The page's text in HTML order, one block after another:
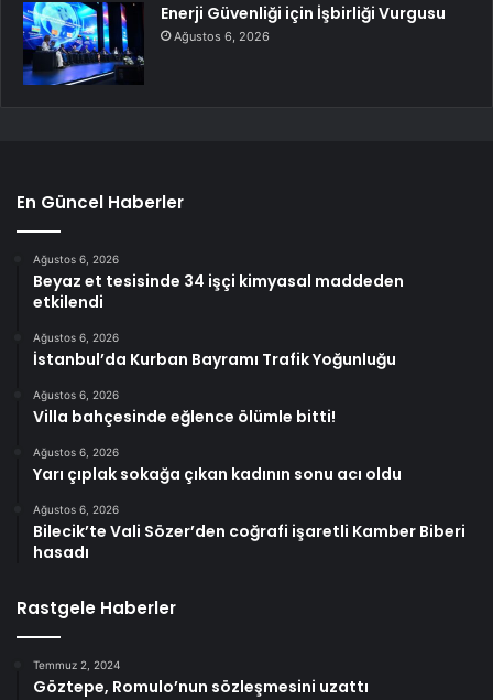
Enerji Güvenliği için İşbirliği Vurgusu
Ağustos 6, 2026
En Güncel Haberler
Ağustos 6, 2026
Beyaz et tesisinde 34 işçi kimyasal maddeden
etkilendi
Ağustos 6, 2026
İstanbul’da Kurban Bayramı Trafik Yoğunluğu
Ağustos 6, 2026
Villa bahçesinde eğlence ölümle bitti!
Ağustos 6, 2026
Yarı çıplak sokağa çıkan kadının sonu acı oldu
Ağustos 6, 2026
Bilecik’te Vali Sözer’den coğrafi işaretli Kamber Biberi
hasadı
Rastgele Haberler
Temmuz 2, 2024
Göztepe, Romulo’nun sözleşmesini uzattı